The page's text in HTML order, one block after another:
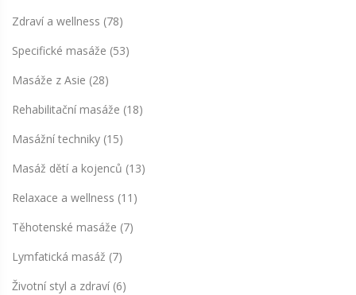
Zdraví a wellness (78)
Specifické masáže (53)
Masáže z Asie (28)
Rehabilitační masáže (18)
Masážní techniky (15)
Masáž dětí a kojenců (13)
Relaxace a wellness (11)
Těhotenské masáže (7)
Lymfatická masáž (7)
Životní styl a zdraví (6)